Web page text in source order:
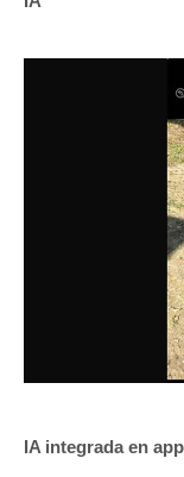
IA integrada en